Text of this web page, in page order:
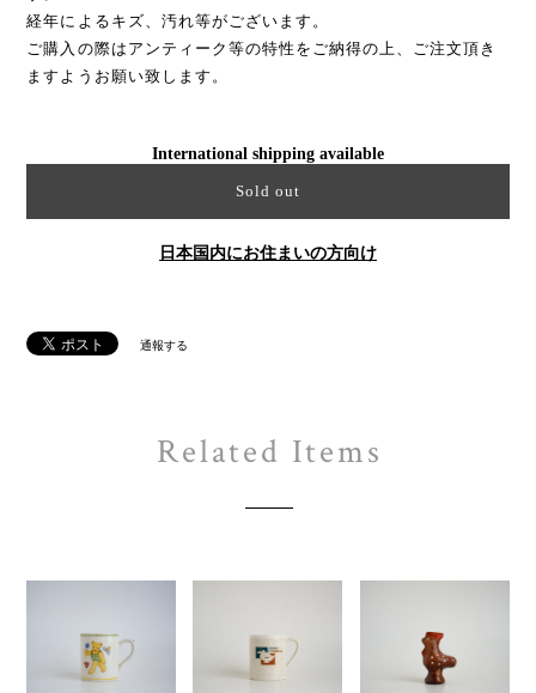
経年によるキズ、汚れ等がございます。
ご購入の際はアンティーク等の特性をご納得の上、ご注文頂き
ますようお願い致します。
International shipping available
Sold out
日本国内にお住まいの方向け
通報する
Related Items